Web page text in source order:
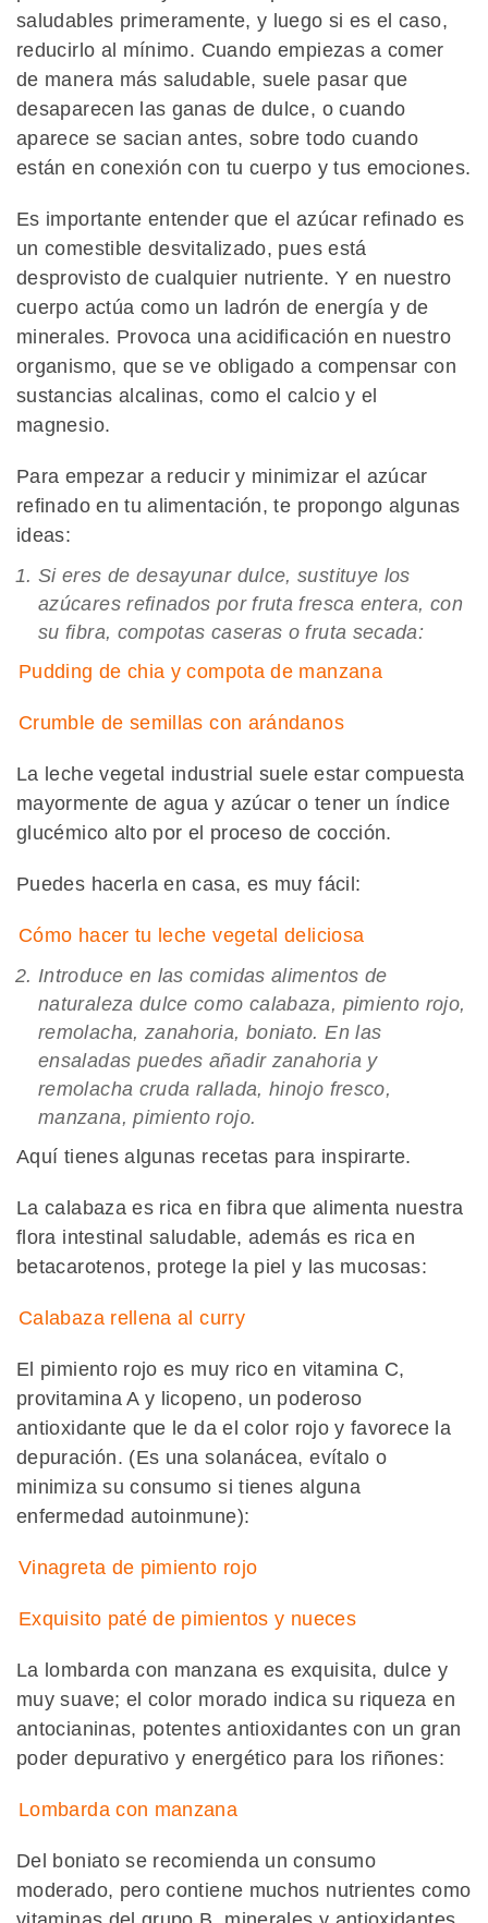
saludables primeramente, y luego si es el caso,
reducirlo al mínimo. Cuando empiezas a comer
de manera más saludable, suele pasar que
desaparecen las ganas de dulce, o cuando
aparece se sacian antes, sobre todo cuando
están en conexión con tu cuerpo y tus emociones.
Es importante entender que el azúcar refinado es
un comestible desvitalizado, pues está
desprovisto de cualquier nutriente. Y en nuestro
cuerpo actúa como un ladrón de energía y de
minerales. Provoca una acidificación en nuestro
organismo, que se ve obligado a compensar con
sustancias alcalinas, como el calcio y el
magnesio.
Para empezar a reducir y minimizar el azúcar
refinado en tu alimentación, te propongo algunas
ideas:
Si eres de desayunar dulce, sustituye los
azúcares refinados por fruta fresca entera, con
su fibra, compotas caseras o fruta secada:
Pudding de chia y compota de manzana
Crumble de semillas con arándanos
La leche vegetal industrial suele estar compuesta
mayormente de agua y azúcar o tener un índice
glucémico alto por el proceso de cocción.
Puedes hacerla en casa, es muy fácil:
Cómo hacer tu leche vegetal deliciosa
Introduce en las comidas alimentos de
naturaleza dulce como calabaza, pimiento rojo,
remolacha, zanahoria, boniato. En las
ensaladas puedes añadir zanahoria y
remolacha cruda rallada, hinojo fresco,
manzana, pimiento rojo.
Aquí tienes algunas recetas para inspirarte.
La calabaza es rica en fibra que alimenta nuestra
flora intestinal saludable, además es rica en
betacarotenos, protege la piel y las mucosas:
Calabaza rellena al curry
El pimiento rojo es muy rico en vitamina C,
provitamina A y licopeno, un poderoso
antioxidante que le da el color rojo y favorece la
depuración. (Es una solanácea, evítalo o
minimiza su consumo si tienes alguna
enfermedad autoinmune):
Vinagreta de pimiento rojo
Exquisito paté de pimientos y nueces
La lombarda con manzana es exquisita, dulce y
muy suave; el color morado indica su riqueza en
antocianinas, potentes antioxidantes con un gran
poder depurativo y energético para los riñones:
Lombarda con manzana
Del boniato se recomienda un consumo
moderado, pero contiene muchos nutrientes como